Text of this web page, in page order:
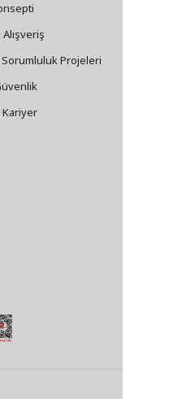
Alışveriş
Projeleri
Kariyer